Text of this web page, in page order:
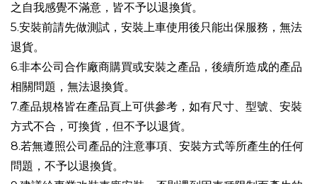
之自我感覺不滿意，皆不予以退換貨。
5.安裝前請先做測試，安裝上車使用後只能出保服務，無法
退貨。
6.非本公司合作廠商購買或安裝之產品，後續所造成的產品
相關問題，無法退換貨。
7.產品規格皆在產品頁上可供參考，如有尺寸、型號、安裝
方式不合，可換貨，但不予以退貨。
8.若無遵照公司產品的注意事項、安裝方式等所產生的任何
問題，不予以退換貨。